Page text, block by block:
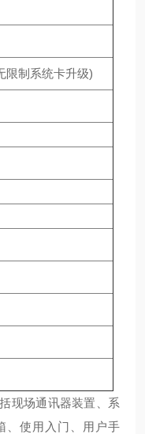
限制系统卡升级)
现场通讯器装置、系
、使用入门、用户手